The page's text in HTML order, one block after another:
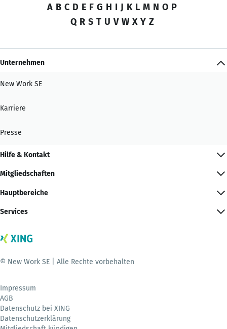
A B C D E F G H I J K L M N O P
Q R S T U V W X Y Z
Unternehmen
New Work SE
Karriere
Presse
Hilfe & Kontakt
Mitgliedschaften
Hauptbereiche
Services
© New Work SE | Alle Rechte vorbehalten
Impressum
AGB
Datenschutz bei XING
Datenschutzerklärung